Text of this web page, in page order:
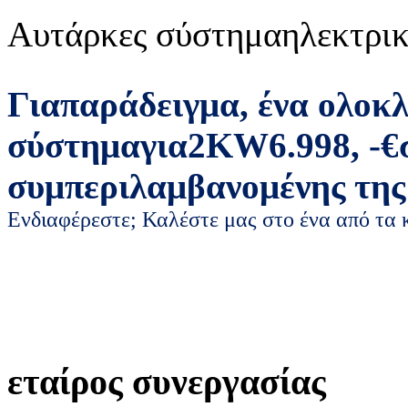
Αυτάρκες σύστημα
Γιαπαράδειγμα, ένα
σύστημαγια2KW6.998, -€
συμπεριλαμβανομένης
Ενδιαφέρεστε; Καλέστε μας στο ένα από τα
εταίρος συνεργασίας